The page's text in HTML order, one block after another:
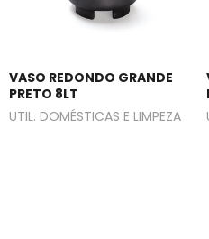
VASO REDONDO GRANDE
PRETO 8LT
UTIL. DOMÉSTICAS E LIMPEZA